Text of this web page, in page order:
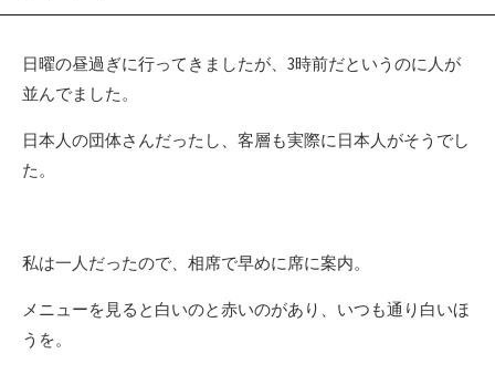
日曜の昼過ぎに行ってきましたが、3時前だというのに人が
並んでました。
日本人の団体さんだったし、客層も実際に日本人がそうでし
た。
私は一人だったので、相席で早めに席に案内。
メニューを見ると白いのと赤いのがあり、いつも通り白いほ
うを。